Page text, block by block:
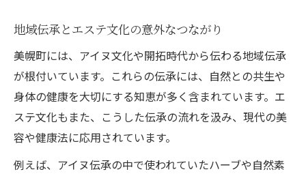
エステ体験で広がる美幌町の多彩な魅力
地域の魅力とエステを同時に体感する方法
エステサービスから見える美幌の新発見
美幌町の地域性とエステ体験を深掘り
エステで感じる美幌町の暮らしと文化
地域伝承とエステ文化の意外なつながり
美幌町には、アイヌ文化や開拓時代から伝わる地域伝承
が根付いています。これらの伝承には、自然との共生や
身体の健康を大切にする知恵が多く含まれています。エ
ステ文化もまた、こうした伝承の流れを汲み、現代の美
容や健康法に応用されています。
例えば、アイヌ伝承の中で使われていたハーブや自然素